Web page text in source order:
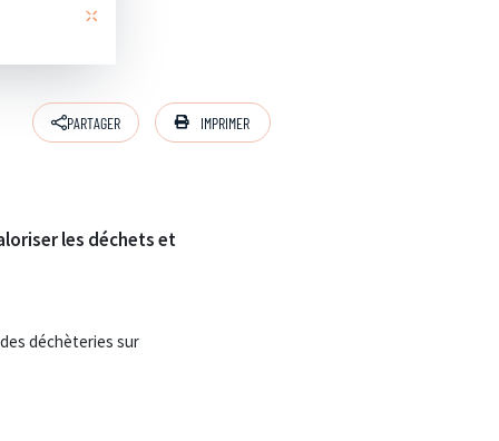
PARTAGER IMPRIMER
les déchets et
déchèteries sur